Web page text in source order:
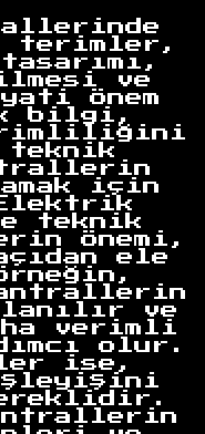
terimler,
ve
önem
bilgi,
teknik
için
teknik
önemi,
ele
ve
verimli
olur.
ise,